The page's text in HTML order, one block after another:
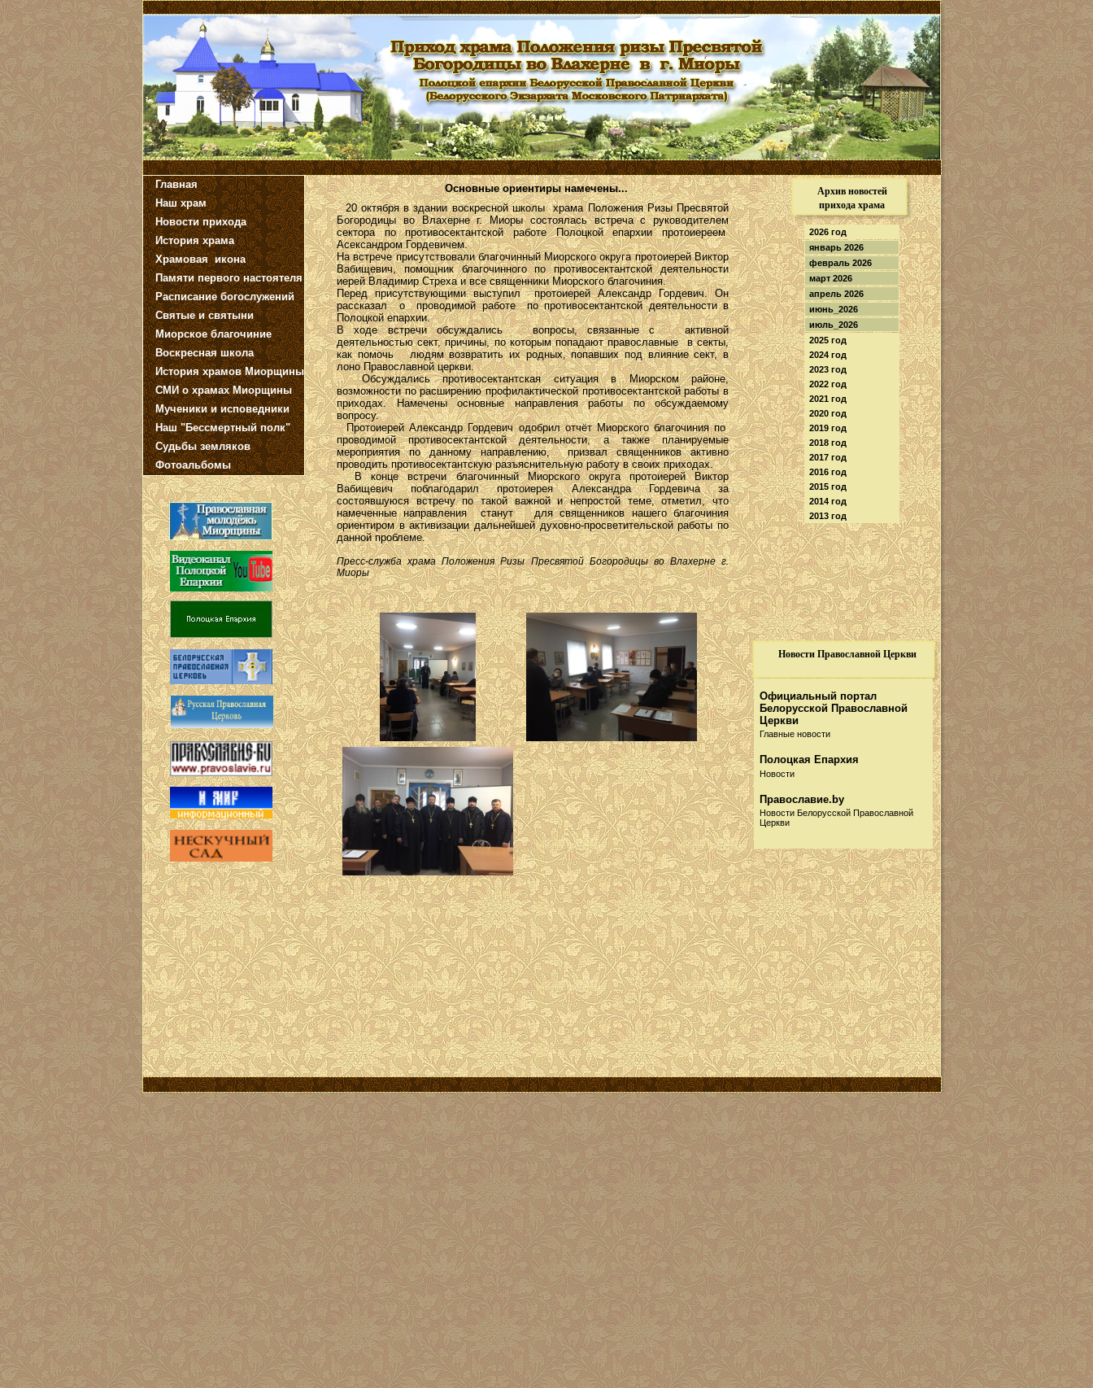
Главная
Наш храм
Новости прихода
История храма
Храмовая икона
Памяти первого настоятеля
Расписание богослужений
Святые и святыни
Миорское благочиние
Воскресная школа
История храмов Миорщины
СМИ о храмах Миорщины
Мученики и исповедники
Наш "Бессмертный полк"
Судьбы земляков
Фотоальбомы
Архив новостей
прихода храма
Новости Православной Церкви
2026 год
январь 2026
февраль 2026
март 2026
апрель 2026
июнь_2026
июль_2026
2025 год
2024 год
2023 год
2022 год
2021 год
2020 год
2019 год
2018 год
2017 год
2016 год
2015 год
2014 год
2013 год
Официальный портал
Белорусской Православной
Церкви
Главные новости
Полоцкая Епархия
Новости
Православие.by
Новости Белорусской Православной
Церкви
Русская Православная
Церковь
Новости
Информационный портал
Собор.by
Новости
20 октября в здании воскресной школы храма Положения Ризы Пресвятой
Богородицы во Влахерне г. Миоры состоялась встреча с руководителем
сектора по противосектантской работе Полоцкой епархии протоиереем
Асександром Гордевичем.
На встрече присутствовали благочинный Миорского округа протоиерей Виктор
Вабищевич, помощник благочинного по противосектантской деятельности
иерей Владимир Стреха и все священники Миорского благочиния.
Перед присутствующими выступил протоиерей Александр Гордевич. Он
рассказал о проводимой работе по противосектантской деятельности в
Полоцкой епархии.
В ходе встречи обсуждались вопросы, связанные с активной
деятельностью сект, причины, по которым попадают православные в секты,
как помочь людям возвратить их родных, попавших под влияние сект, в
лоно Православной церкви.
Обсуждались противосектантская ситуация в Миорском районе,
возможности по расширению профилактической противосектантской работы в
приходах. Намечены основные направления работы по обсуждаемому
вопросу.
Протоиерей Александр Гордевич одобрил отчёт Миорского благочиния по
проводимой противосектантской деятельности, а также планируемые
мероприятия по данному направлению, призвал священников активно
проводить противосектантскую разъяснительную работу в своих приходах.
В конце встречи благочинный Миорского округа протоиерей Виктор
Вабищевич поблагодарил протоиерея Александра Гордевича за
состоявшуюся встречу по такой важной и непростой теме, отметил, что
намеченные направления станут для священников нашего благочиния
ориентиром в активизации дальнейшей духовно-просветительской работы по
данной проблеме.
Пресс-служба храма Положения Ризы Пресвятой Богородицы во Влахерне г.
Миоры
Основные ориентиры намечены...